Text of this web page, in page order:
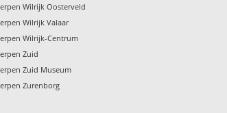
Wilrijk Oosterveld
Wilrijk Valaar
Wilrijk-Centrum
Zuid
Zuid Museum
Zurenborg